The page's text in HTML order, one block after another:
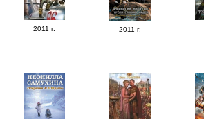
2011 г. 2011 г.